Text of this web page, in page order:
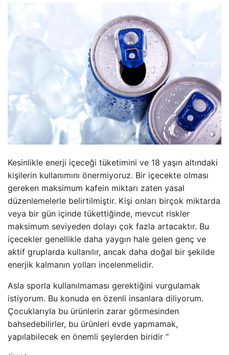
Kesinlikle enerji içeceği tüketimini ve 18 yaşın altındaki
kişilerin kullanımını önermiyoruz. Bir içecekte olması
gereken maksimum kafein miktarı zaten yasal
düzenlemelerle belirtilmiştir. Kişi onları birçok miktarda
veya bir gün içinde tükettiğinde, mevcut riskler
maksimum seviyeden dolayı çok fazla artacaktır. Bu
içecekler genellikle daha yaygın hale gelen genç ve
aktif gruplarda kullanılır, ancak daha doğal bir şekilde
enerjik kalmanın yolları incelenmelidir.
Asla sporla kullanılmaması gerektiğini vurgulamak
istiyorum. Bu konuda en özenli insanlara diliyorum.
Çocuklarıyla bu ürünlerin zarar görmesinden
bahsedebilirler, bu ürünleri evde yapmamak,
yapılabilecek en önemli şeylerden biridir “